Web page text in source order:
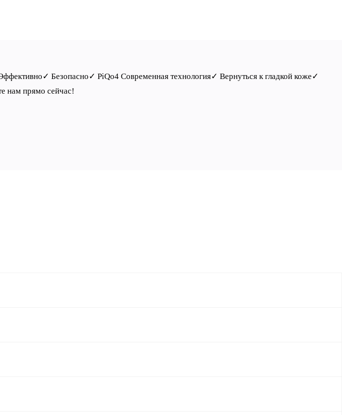
Безопасно✓ PiQo4 Современная технология✓ Вернуться к гладкой коже✓
нам прямо сейчас!